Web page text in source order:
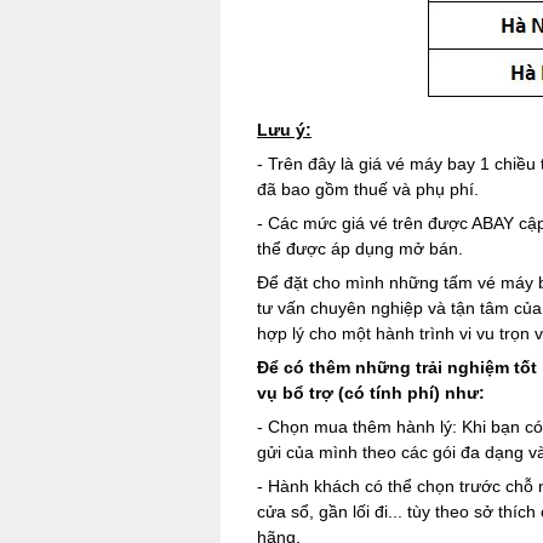
Lưu ý:
- Trên đây là giá vé máy bay 1
đã bao gồm thuế và phụ phí.
- Các mức giá vé trên được ABAY
thể được áp dụng mở bán.
Để đặt cho mình những tấm vé máy
tư vấn chuyên nghiệp và tận tâm
hợp lý cho một hành trình vi vu trọn
Để có thêm những trải nghiệm
vụ bổ trợ (có tính phí) như:
- Chọn mua thêm hành lý: Khi bạn
gửi của mình theo các gói đa dạng
- Hành khách có thể chọn trước chỗ
cửa sổ, gần lối đi... tùy theo sở
hãng.